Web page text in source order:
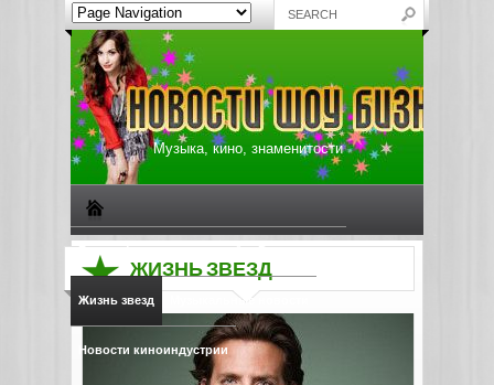
Музыка, кино, знаменитости
Биографии знаменитостей Все о музыке
Жизнь звезд Музыкальные новости
Новости киноиндустрии
ЖИЗНЬ ЗВЕЗД